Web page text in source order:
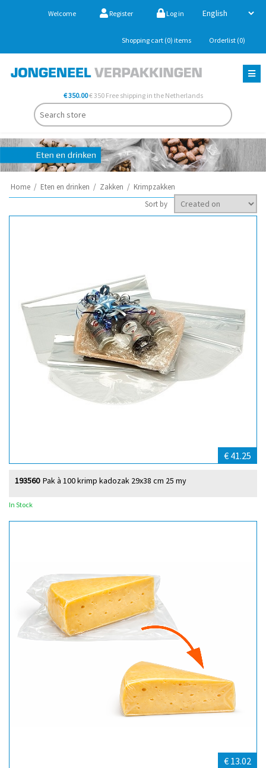
Welcome Register Log in
Shopping cart (0) items Orderlist (0)
€ 350.00€ 350 Free shipping in the Netherlands
Home / Eten en drinken / Zakken / Krimpzakken
Sort by
€ 41.25
Pak à 100 krimp kadozak 29x38 cm 25 my
193560
In Stock
€ 13.02